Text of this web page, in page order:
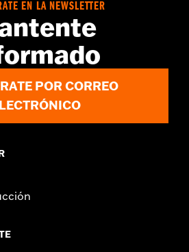
EN LA NEWSLETTER
POR CORREO